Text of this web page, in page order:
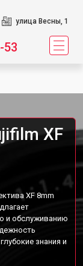
улица Весны, 1
53
XF
XF 8mm
и обслуживанию
знания и